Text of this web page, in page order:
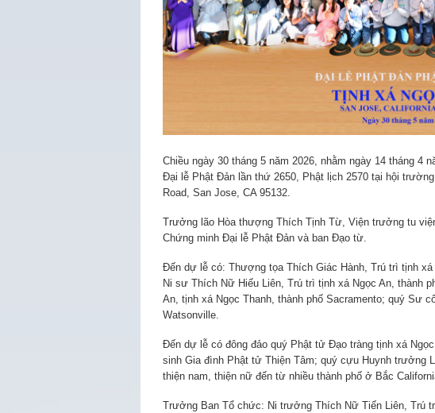
Chiều ngày 30 tháng 5 năm 2026, nhằm ngày 14 tháng 4
Đại lễ Phật Đản lần thứ 2650, Phật lịch 2570 tại hội
Road, San Jose, CA 95132.
Trưởng lão Hòa thượng Thích Tịnh Từ, Viện trưởng tu
Chứng minh Đại lễ Phật Đản và ban Đạo từ.
Đến dự lễ có: Thượng tọa Thích Giác Hành, Trú trì tịnh xá
Ni sư Thích Nữ Hiếu Liên, Trú trì tịnh xá Ngọc An, thành
An, tịnh xá Ngọc Thanh, thành phố Sacramento; quý Sư
Watsonville.
Đến dự lễ có đông đảo quý Phật tử Đạo tràng tịnh xá
sinh Gia đình Phật tử Thiện Tâm; quý cựu Huynh trưởng
thiện nam, thiện nữ đến từ nhiều thành phố ở Bắc
Trưởng Ban Tổ chức: Ni trưởng Thích Nữ Tiến Liên, Trú